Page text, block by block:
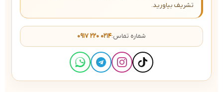
تشریف بیاورید.
شماره تماس:۰۹۱۷ ۲۲۰ ۰۲۱۴